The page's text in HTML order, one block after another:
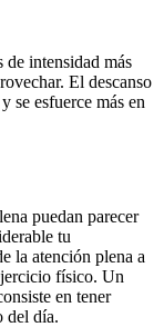
intensidad más
El descanso
se esfuerce más en
puedan parecer
tu
la atención plena a
físico. Un
en tener
del día.